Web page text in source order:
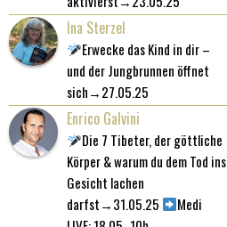
Ina Sterzel
Erwecke das Kind in dir –
und der Jungbrunnen öffnet
sich→27.05.25
Enrico Galvini
Die 7 Tibeter, der göttliche
Körper & warum du dem Tod ins
Gesicht lachen
darfst→31.05.25
Medi